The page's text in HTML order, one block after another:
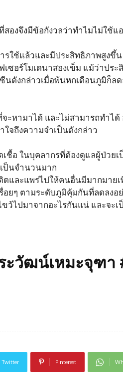
งจึงมีข้อกังวลว่าทำไมไม่ใช้แ
รใช้แล้วและมีประสิทธิภาพสูงขึ้
ซอร์โมเดนาสองเข็ม แม้ว่าปร
ดังกล่าวเมื่อพ้นหกเดือนภูมิก็ลด
หามาได้ และไม่สามารถทำได้
จถึงความจำเป็นดังกล่าว
ชื้อ ในบุคลากรที่ต้องดูแลผู้ป่วย
ป็นจำนวนมาก
และแพร่ไปให้คนอื่นมีมากมายเ
ยๆ ตามระดับภูมิคุ้มกันที่ลดลงอย่
ว้ไปมาจากอะไรกันแน่ และจะเ
ะวัฒน์เหมะจุฑา
Twitter Pinterest